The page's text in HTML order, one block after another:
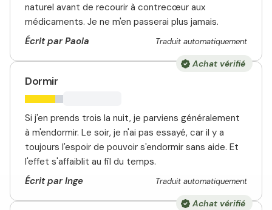
naturel avant de recourir à contrecœur aux
médicaments. Je ne m'en passerai plus jamais.
Écrit par Paola
Traduit automatiquement
Achat vérifié
Dormir
Si j'en prends trois la nuit, je parviens généralement
à m'endormir. Le soir, je n'ai pas essayé, car il y a
toujours l'espoir de pouvoir s'endormir sans aide. Et
l'effet s'affaiblit au fil du temps.
Écrit par Inge
Traduit automatiquement
Achat vérifié